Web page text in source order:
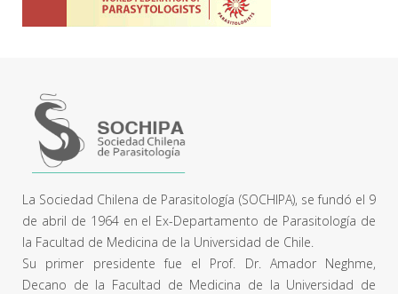
La Sociedad Chilena de Parasitología (SOCHIPA), se fundó el 9
de abril de 1964 en el Ex-Departamento de Parasitología de
la Facultad de Medicina de la Universidad de Chile.
Su primer presidente fue el Prof. Dr. Amador Neghme,
Decano de la Facultad de Medicina de la Universidad de